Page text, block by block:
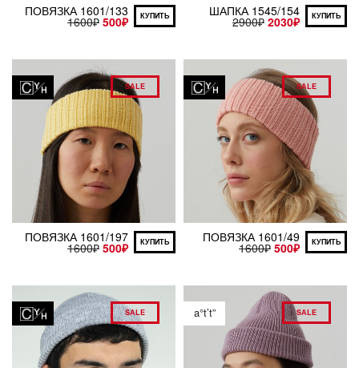
ПОВЯЗКА 1601/133
1600₽ 500₽ КУПИТЬ ШАПКА 1545/154
2900₽ 2030₽ КУПИТЬ
SALE
ПОВЯЗКА 1601/197
1600₽ 500₽ КУПИТЬ
SALE
ПОВЯЗКА 1601/49
1600₽ 500₽ КУПИТЬ
SALE a°t’t” SALE